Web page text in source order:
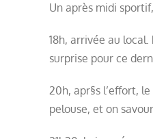
Un après midi
18h, arrivée au
surprise pour ce
20h, apr§s l’effort,
pelouse, et on